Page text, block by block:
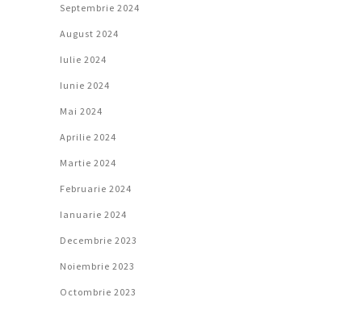
Septembrie 2024
August 2024
Iulie 2024
Iunie 2024
Mai 2024
Aprilie 2024
Martie 2024
Februarie 2024
Ianuarie 2024
Decembrie 2023
Noiembrie 2023
Octombrie 2023